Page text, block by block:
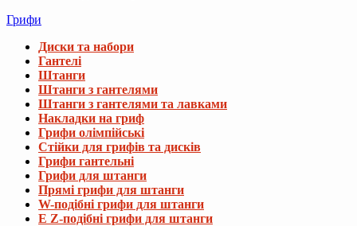
Грифи
Диски та набори
Гантелі
Штанги
Штанги з гантелями
Штанги з гантелями та лавками
Накладки на гриф
Грифи олімпійські
Стійки для грифів та дисків
Грифи гантельні
Грифи для штанги
Прямі грифи для штанги
W-подібні грифи для штанги
E Z-подібні грифи для штанги